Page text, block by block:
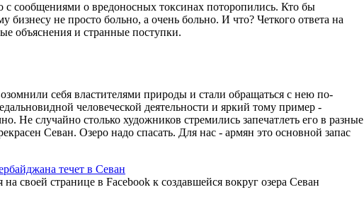
сообщениями о вредоносных токсинах поторопились. Кто бы
бизнесу не просто больно, а очень больно. И что? Четкого ответа на
объяснения и странные поступки.
себя властителями природы и стали обращаться с нею по-
человеческой деятельности и яркий тому пример -
Не случайно столько художников стремились запечатлеть его в разные
Севан. Озеро надо спасать. Для нас - армян это основной запас
течет в Севан
своей странице в Facebook к создавшейся вокруг озера Севан